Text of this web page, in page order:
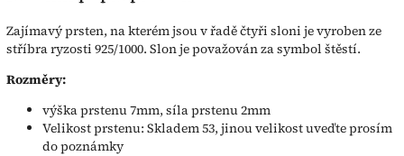
Zajímavý prsten, na kterém jsou v řadě čtyři sloni je vyroben ze
stříbra ryzosti 925/1000. Slon je považován za symbol štěstí.
Rozměry:
výška prstenu 7mm, síla prstenu 2mm
Velikost prstenu: Skladem 53, jinou velikost uveďte prosím
do poznámky